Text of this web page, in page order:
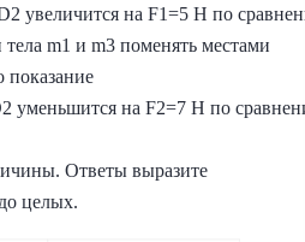
увеличится на F1=5 Н по
m1 и m3 поменять местами
показание
уменьшится на F2=7 Н по
Ответы выразите
целых.